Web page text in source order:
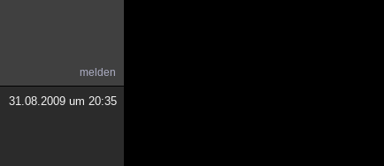
melden
31.08.2009 um 20:35